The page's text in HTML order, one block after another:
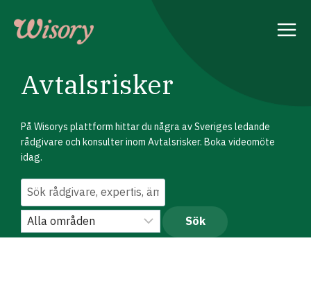
content
Avtalsrisker
På Wisorys plattform hittar du några av Sveriges ledande
rådgivare och konsulter inom Avtalsrisker. Boka videomöte
idag.